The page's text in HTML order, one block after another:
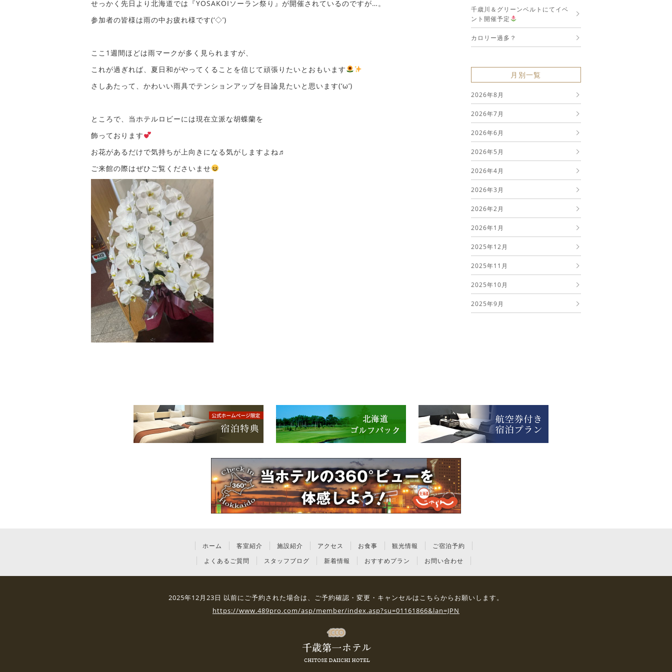
せっかく先日より北海道では『YOSAKOIソーラン祭り』が開催されているのですが…。
参加者の皆様は雨の中お疲れ様です(‘◇’)ゞ
ここ1週間ほどは雨マークが多く見られますが、
これが過ぎれば、夏日和がやってくることを信じて頑張りたいとおもいます
さしあたって、かわいい雨具でテンションアップを目論見たいと思います(‘ω’)
ところで、当ホテルロビーには現在立派な胡蝶蘭を
飾っております
お花があるだけで気持ちが上向きになる気がしますよね♬
ご来館の際はぜひご覧くださいませ
千歳川＆グリーンベルトにてイベ
ント開催予定
カロリー過多？
月別一覧
2026年8月
2026年7月
2026年6月
2026年5月
2026年4月
2026年3月
2026年2月
2026年1月
2025年12月
2025年11月
2025年10月
2025年9月
ホーム 客室紹介 施設紹介 アクセス お食事 観光情報
ご宿泊予約
よくあるご質問
スタッフブログ 新着情報 おすすめプラン お問い合わせ
2025年12月23日 以前にご予約された場合は、 ご予約確認・変更・キャンセルはこちらからお願いします。
https://www.489pro.com/asp/member/index.asp?su=01161866&lan=JPN